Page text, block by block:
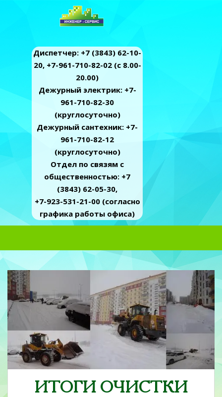
Диспетчер: +7 (3843) 62-10-
20, +7-961-710-82-02 (c 8.00-
20.00)
Дежурный электрик: +7-
961-710-82-30
(круглосуточно)
Дежурный сантехник: +7-
961-710-82-12
(круглосуточно)
Отдел по связям с
общественностью: +7
(3843) 62-05-30,
+7-923-531-21-00 (согласно
графика работы офиса)
i
ИТОГИ ОЧИСТКИ